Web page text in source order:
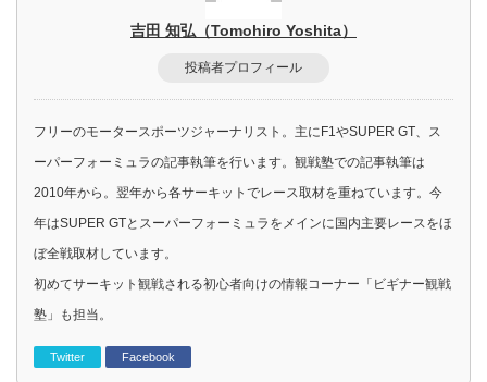
吉田 知弘（Tomohiro Yoshita）
投稿者プロフィール
フリーのモータースポーツジャーナリスト。主にF1やSUPER GT、ス
ーパーフォーミュラの記事執筆を行います。観戦塾での記事執筆は
2010年から。翌年から各サーキットでレース取材を重ねています。今
年はSUPER GTとスーパーフォーミュラをメインに国内主要レースをほ
ぼ全戦取材しています。
初めてサーキット観戦される初心者向けの情報コーナー「ビギナー観戦
塾」も担当。
Twitter Facebook